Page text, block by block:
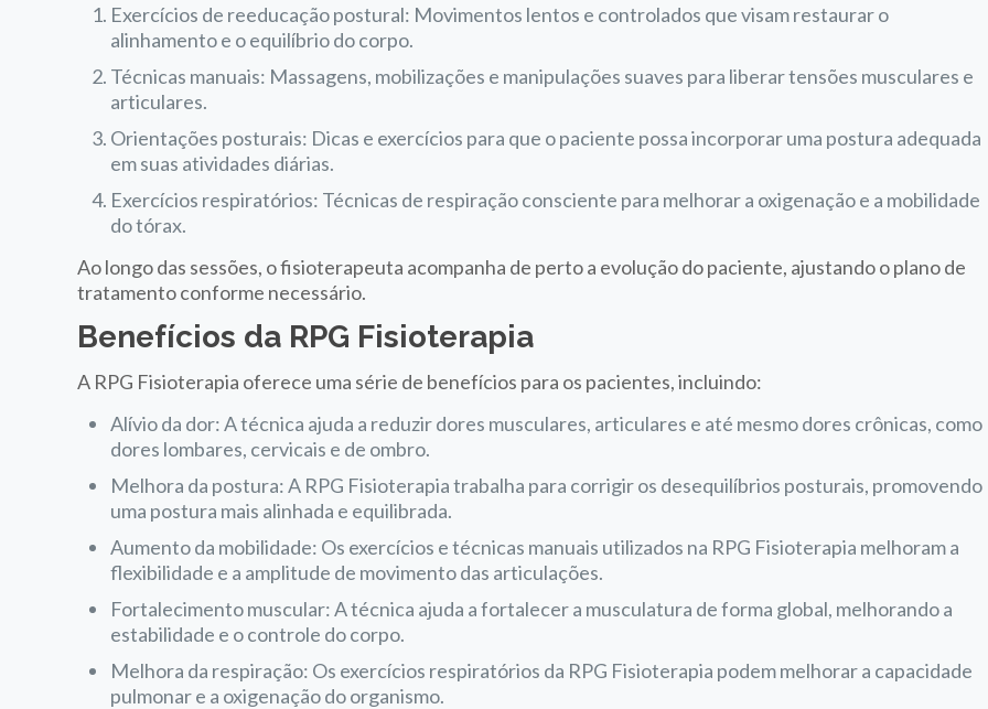
Exercícios de reeducação postural: Movimentos lentos e controlados que visam restaurar o
alinhamento e o equilíbrio do corpo.
Técnicas manuais: Massagens, mobilizações e manipulações suaves para liberar tensões musculares e
articulares.
Orientações posturais: Dicas e exercícios para que o paciente possa incorporar uma postura adequada
em suas atividades diárias.
Exercícios respiratórios: Técnicas de respiração consciente para melhorar a oxigenação e a mobilidade
do tórax.
Ao longo das sessões, o fisioterapeuta acompanha de perto a evolução do paciente, ajustando o plano de
tratamento conforme necessário.
Benefícios da RPG Fisioterapia
A RPG Fisioterapia oferece uma série de benefícios para os pacientes, incluindo:
Alívio da dor: A técnica ajuda a reduzir dores musculares, articulares e até mesmo dores crônicas, como
dores lombares, cervicais e de ombro.
Melhora da postura: A RPG Fisioterapia trabalha para corrigir os desequilíbrios posturais, promovendo
uma postura mais alinhada e equilibrada.
Aumento da mobilidade: Os exercícios e técnicas manuais utilizados na RPG Fisioterapia melhoram a
flexibilidade e a amplitude de movimento das articulações.
Fortalecimento muscular: A técnica ajuda a fortalecer a musculatura de forma global, melhorando a
estabilidade e o controle do corpo.
Melhora da respiração: Os exercícios respiratórios da RPG Fisioterapia podem melhorar a capacidade
pulmonar e a oxigenação do organismo.